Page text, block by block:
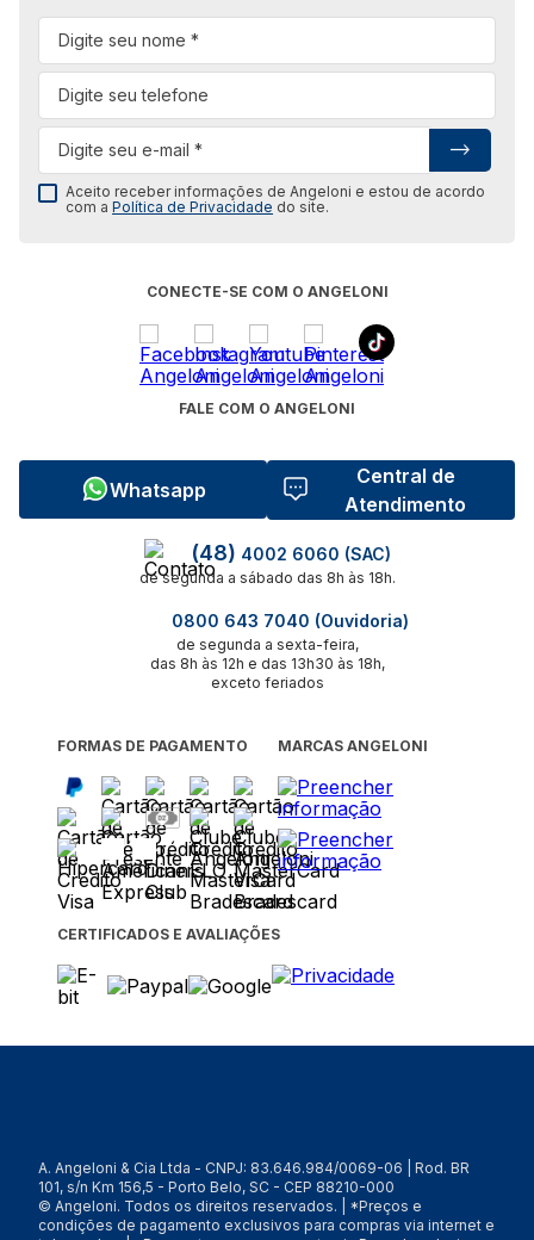
Aceito receber informações de Angeloni e estou de acordo
com aPolítica de Privacidade do site.
CONECTE-SE COM O ANGELONI
FALE COM O ANGELONI
Whatsapp
Central de
Atendimento
(48) 4002 6060 (SAC)
de segunda a sábado das 8h às 18h.
0800 643 7040 (Ouvidoria)
de segunda a sexta-feira,
das 8h às 12h e das 13h30 às 18h,
exceto feriados
FORMAS DE PAGAMENTO MARCAS ANGELONI
CERTIFICADOS E AVALIAÇÕES
A. Angeloni & Cia Ltda - CNPJ: 83.646.984/0069-06 | Rod. BR
101, s/n Km 156,5 - Porto Belo, SC - CEP 88210-000
© Angeloni. Todos os direitos reservados. | *Preços e
condições de pagamento exclusivos para compras via internet e